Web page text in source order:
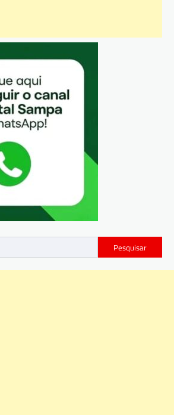
Pesquisar